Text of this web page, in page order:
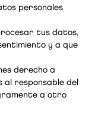
personales
tus datos,
y a que
derecho a
responsable del
a otro